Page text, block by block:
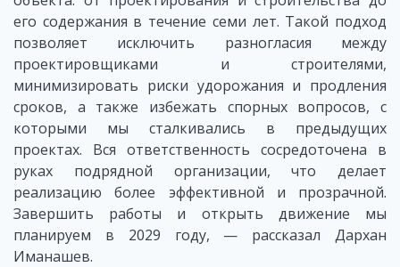
его содержания в течение семи лет. Такой подход
позволяет исключить разногласия между
проектировщиками и строителями,
минимизировать риски удорожания и продления
сроков, а также избежать спорных вопросов, с
которыми мы сталкивались в предыдущих
проектах. Вся ответственность сосредоточена в
руках подрядной организации, что делает
реализацию более эффективной и прозрачной.
Завершить работы и открыть движение мы
планируем в 2029 году, — рассказал Дархан
Иманашев.